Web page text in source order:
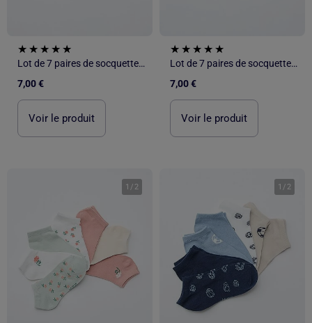
Lot de 7 paires de socquettes invisibles
7,00 €
Voir le produit
Lot de 7 paires de socquettes invisibles
7,00 €
Voir le produit
1 / 2 1 / 2